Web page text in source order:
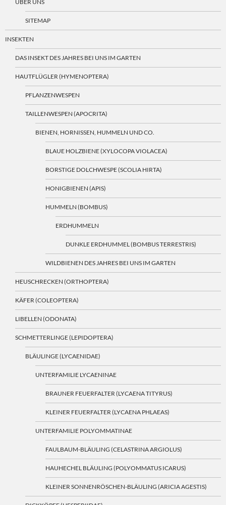
ÜBER UNS
SITEMAP
INSEKTEN
DAS INSEKT DES JAHRES BEI UNS IM GARTEN
HAUTFLÜGLER (HYMENOPTERA)
PFLANZENWESPEN
TAILLENWESPEN (APOCRITA)
BIENEN, HORNISSEN, HUMMELN UND CO.
BLAUE HOLZBIENE (XYLOCOPA VIOLACEA)
BORSTIGE DOLCHWESPE (SCOLIA HIRTA)
HONIGBIENEN (APIS)
HUMMELN (BOMBUS)
ERDHUMMELN
DUNKLE ERDHUMMEL (BOMBUS TERRESTRIS)
WILDBIENEN DES JAHRES BEI UNS IM GARTEN
HEUSCHRECKEN (ORTHOPTERA)
KÄFER (COLEOPTERA)
LIBELLEN (ODONATA)
SCHMETTERLINGE (LEPIDOPTERA)
BLÄULINGE (LYCAENIDAE)
UNTERFAMILIE LYCAENINAE
BRAUNER FEUERFALTER (LYCAENA TITYRUS)
KLEINER FEUERFALTER (LYCAENA PHLAEAS)
UNTERFAMILIE POLYOMMATINAE
FAULBAUM-BLÄULING (CELASTRINA ARGIOLUS)
HAUHECHEL BLÄULING (POLYOMMATUS ICARUS)
KLEINER SONNENRÖSCHEN-BLÄULING (ARICIA AGESTIS)